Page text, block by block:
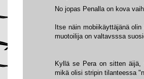
No jopas Penalla on kova
Itse näin mobiikäyttäjänä
muotoilija on valtavsssa
Kyllä se Pera on sitten
mikä olisi stripin tilanteessa